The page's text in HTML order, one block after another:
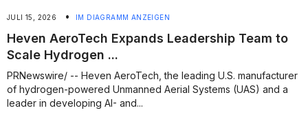
JULI 15, 2026 • IM DIAGRAMM ANZEIGEN
Heven AeroTech Expands Leadership Team to
Scale Hydrogen ...
PRNewswire/ -- Heven AeroTech, the leading U.S. manufacturer
of hydrogen-powered Unmanned Aerial Systems (UAS) and a
leader in developing AI- and...